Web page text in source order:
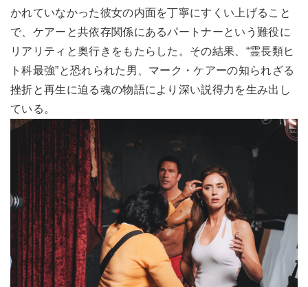
かれていなかった彼女の内面を丁寧にすくい上げること
で、ケアーと共依存関係にあるパートナーという難役に
リアリティと奥行きをもたらした。その結果、“霊長類ヒ
ト科最強”と恐れられた男、マーク・ケアーの知られざる
挫折と再生に迫る魂の物語により深い説得力を生み出し
ている。